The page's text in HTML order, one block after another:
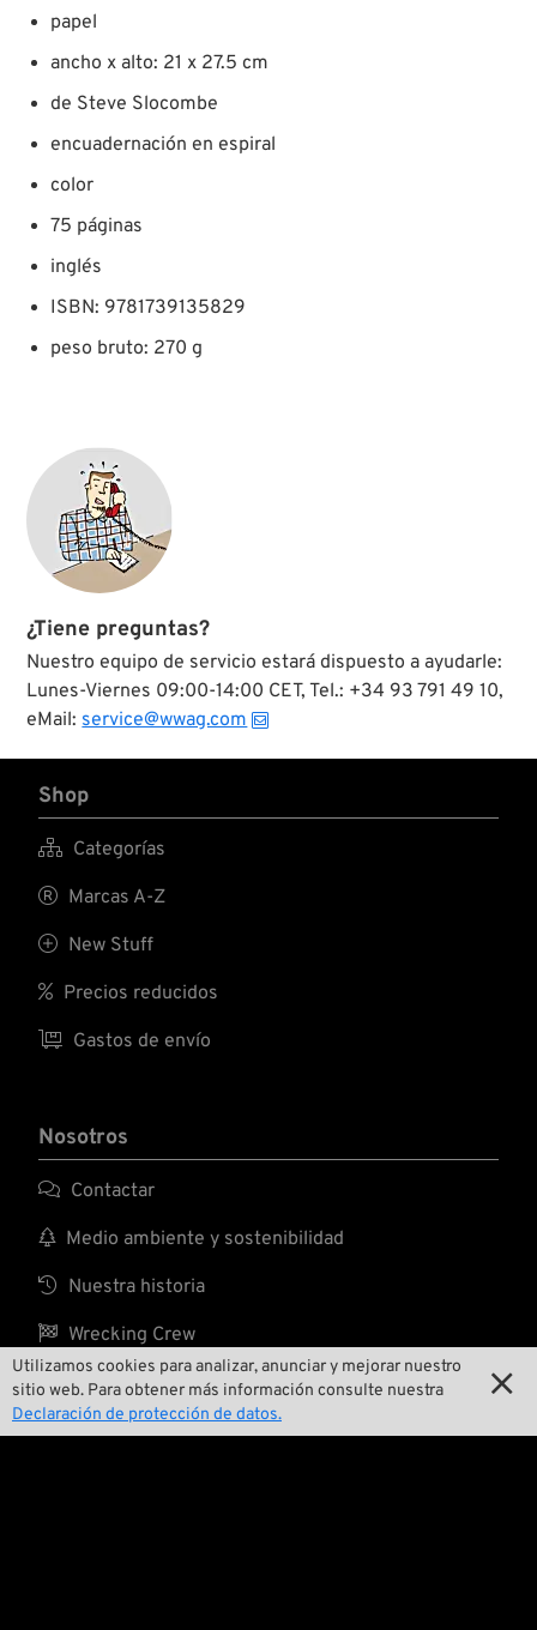
Utilizamos cookies para analizar, anunciar y mejorar nuestro
sitio web. Para obtener más información consulte nuestra
Declaración de protección de datos.

papel
ancho x alto: 21 x 27.5 cm
de Steve Slocombe
encuadernación en espiral
color
75 páginas
inglés
ISBN: 9781739135829
peso bruto: 270 g
¿Tiene preguntas?
Nuestro equipo de servicio estará dispuesto a ayudarle:
Lunes-Viernes 09:00-14:00 CET, Tel.: +34 93 791 49 10,
eMail: service@wwag.com
Shop
 Categorías
 Marcas A-Z
 New Stuff
 Precios reducidos
 Gastos de envío
Nosotros
 Contactar
 Medio ambiente y sostenibilidad
 Nuestra historia
 Wrecking Crew
Pan-O-Rama